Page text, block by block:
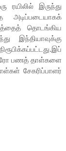
ரயிலில் இருந்து
அடிப்படையாகக்
தொடங்கிய
இந்தியாவுக்கு
பணத் தாள்களை
சேகரிப்பாளர்